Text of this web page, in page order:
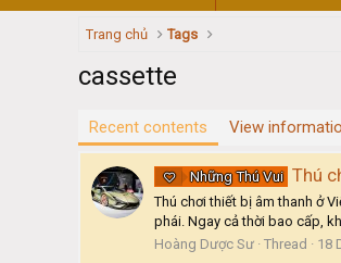
Trang chủ Tags
cassette
Recent contents View
Những Thú Vui Thú
Thú chơi thiết bị âm thanh ở
phái. Ngay cả thời bao cấp,
Hoàng Dược Sư Thread 18